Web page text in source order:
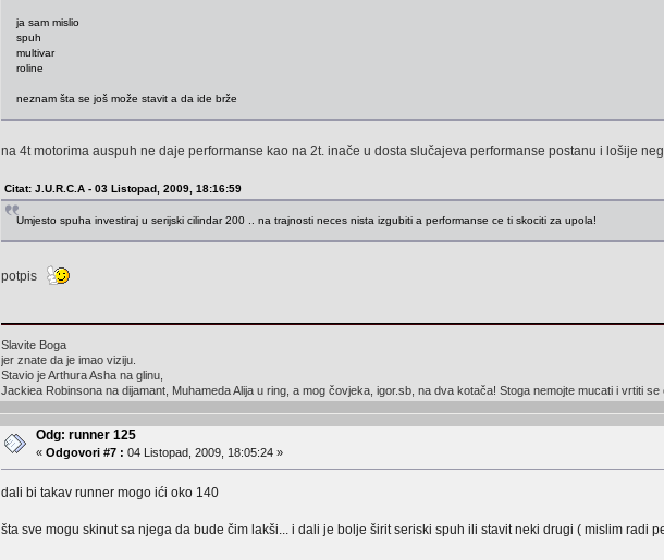
ja sam mislio
spuh
multivar
roline
neznam šta se još može stavit a da ide brže
na 4t motorima auspuh ne daje performanse kao na 2t. inače u dosta slučajeva performanse postanu i lošije
Citat: J.U.R.C.A - 03 Listopad, 2009, 18:16:59
Umjesto spuha investiraj u serijski cilindar 200 .. na trajnosti neces nista izgubiti a performanse ce ti skociti za upola!
potpis
Slavite Boga
jer znate da je imao viziju.
Stavio je Arthura Asha na glinu,
Jackiea Robinsona na dijamant, Muhameda Alija u ring, a mog čovjeka, igor.sb, na dva kotača! Stoga nemojte mucati i vrtiti se
Odg: runner 125
«Odgovori #7 : 04 Listopad, 2009, 18:05:24 »
dali bi takav runner mogo ići oko 140
šta sve mogu skinut sa njega da bude čim lakši... i dali je bolje širit seriski spuh ili stavit neki drugi ( mislim radi